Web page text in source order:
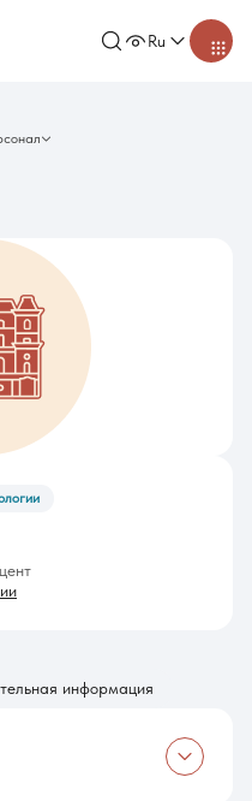
Ru
информация